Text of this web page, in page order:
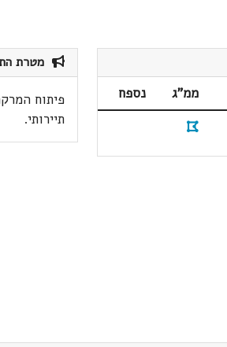
ממ"ג
נספח
מטרת
פיתוח
תיירותי.